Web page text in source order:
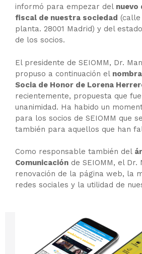
informó para empezar del nuevo
fiscal de nuestra sociedad (calle
planta. 28001 Madrid) y del
de los socios.
El presidente de SEIOMM, Dr.
propuso a continuación el
Socia de Honor de Lorena
recientemente, propuesta que
unanimidad. Ha habido un
para los socios de SEIOMM que
también para aquellos que han
Como responsable también del
Comunicación de SEIOMM, el
renovación de la página web, la
redes sociales y la utilidad de